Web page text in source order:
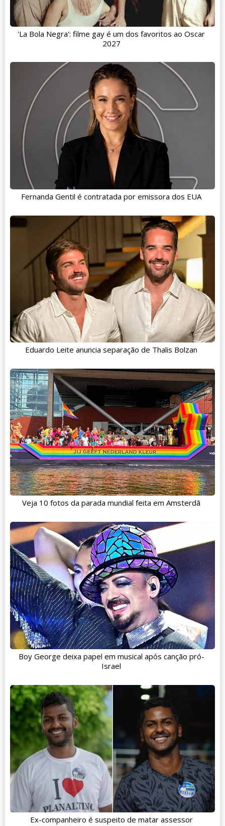
'La Bola Negra': filme gay é um dos favoritos ao Oscar
2027
Fernanda Gentil é contratada por emissora dos EUA
Eduardo Leite anuncia separação de Thalis Bolzan
Veja 10 fotos da parada mundial feita em Amsterdã
Boy George deixa papel em musical após canção pró-
Israel
Ex-companheiro é suspeito de matar assessor